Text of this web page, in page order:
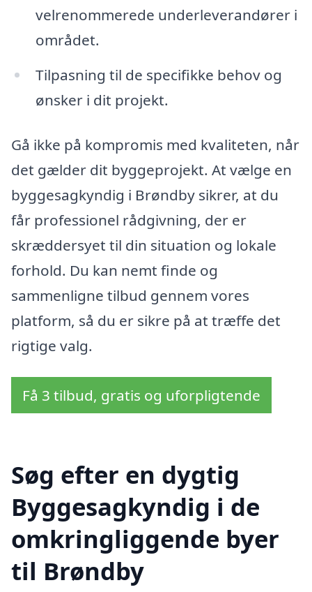
velrenommerede underleverandører i
området.
Tilpasning til de specifikke behov og
ønsker i dit projekt.
Gå ikke på kompromis med kvaliteten, når
det gælder dit byggeprojekt. At vælge en
byggesagkyndig i Brøndby sikrer, at du
får professionel rådgivning, der er
skræddersyet til din situation og lokale
forhold. Du kan nemt finde og
sammenligne tilbud gennem vores
platform, så du er sikre på at træffe det
rigtige valg.
Få 3 tilbud, gratis og uforpligtende
Søg efter en dygtig
Byggesagkyndig i de
omkringliggende byer
til Brøndby